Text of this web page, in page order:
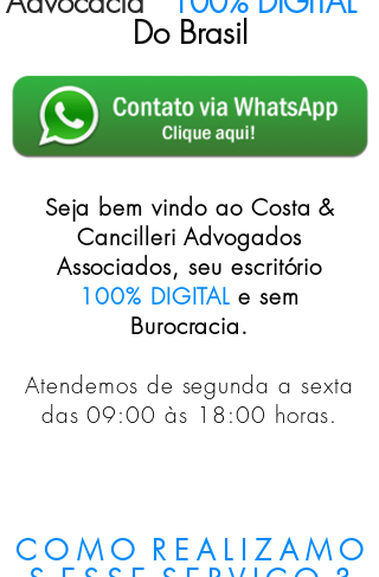
C O M O R E A L I Z A M O
Do Brasil
Seja bem vindo ao Costa &
Cancilleri Advogados
Associados, seu escritório
100% DIGITAL e sem
Burocracia.
Atendemos de segunda a sexta
das 09:00 às 18:00 horas.